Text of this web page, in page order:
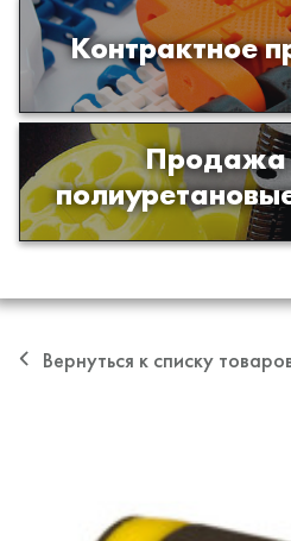
Контрактное
Производство
и полимеров
Продажа
Продажа сырья
Вернуться к списку